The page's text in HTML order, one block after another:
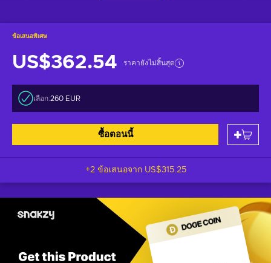
ข้อเสนอพิเศษ
US$362.54 ราคายังไม่สิ้นสุด
เลือก:260 EUR
ซื้อตอนนี้
+2 ข้อเสนอจาก US$315.25